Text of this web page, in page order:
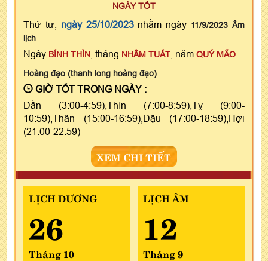
NGÀY TỐT
Thứ tư, ngày 25/10/2023nhằm ngày 11/9/2023 Âm
lịch
Ngày BÍNH THÌN , tháng NHÂM TUẤT , năm QUÝ MÃO
Hoàng đạo (thanh long hoàng đạo)
GIỜ TỐT TRONG NGÀY :
Dần (3:00-4:59),Thìn (7:00-8:59),Tỵ (9:00-
10:59),Thân (15:00-16:59),Dậu (17:00-18:59),Hợi
(21:00-22:59)
XEM CHI TIẾT
LỊCH DƯƠNG
26
Tháng 10
LỊCH ÂM
12
Tháng 9